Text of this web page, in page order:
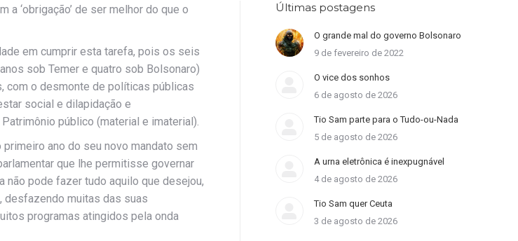
a ‘obrigação’ de ser melhor do que o
em cumprir esta tarefa, pois os seis
sob Temer e quatro sob Bolsonaro)
com o desmonte de políticas públicas
social e dilapidação e
público (material e imaterial).
primeiro ano do seu novo mandato sem
que lhe permitisse governar
não pode fazer tudo aquilo que desejou,
desfazendo muitas das suas
programas atingidos pela onda
Últimas postagens
O grande mal do governo Bolsonaro
9 de fevereiro de 2022
O vice dos sonhos
6 de agosto de 2026
Tio Sam parte para o Tudo-ou-Nada
5 de agosto de 2026
A urna eletrônica é inexpugnável
4 de agosto de 2026
Tio Sam quer Ceuta
3 de agosto de 2026